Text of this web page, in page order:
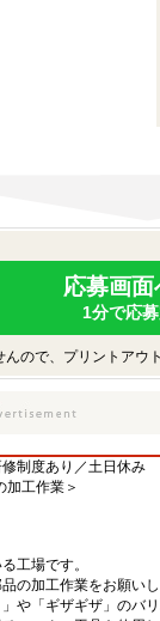
応募画
1分で応
ので、プリントアウ
制度あり／土日休み
加工作業＞
工場です。
の加工作業をお願いし
や「ギザギザ」のバ